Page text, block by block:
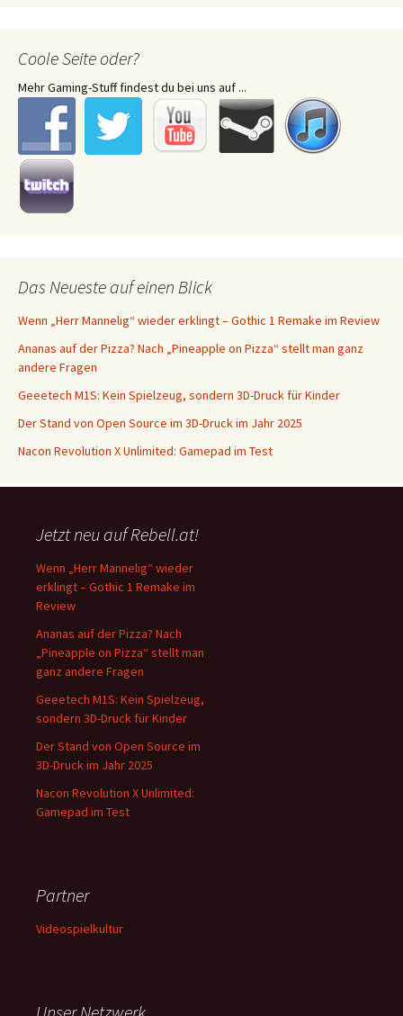
Coole Seite oder?
Mehr Gaming-Stuff findest du bei uns auf ...
Das Neueste auf einen Blick
Wenn „Herr Mannelig“ wieder erklingt – Gothic 1 Remake im Review
Ananas auf der Pizza? Nach „Pineapple on Pizza“ stellt man ganz
andere Fragen
Geeetech M1S: Kein Spielzeug, sondern 3D-Druck für Kinder
Der Stand von Open Source im 3D-Druck im Jahr 2025
Nacon Revolution X Unlimited: Gamepad im Test
Jetzt neu auf Rebell.at!
Wenn „Herr Mannelig“ wieder
erklingt – Gothic 1 Remake im
Review
Ananas auf der Pizza? Nach
„Pineapple on Pizza“ stellt man
ganz andere Fragen
Geeetech M1S: Kein Spielzeug,
sondern 3D-Druck für Kinder
Der Stand von Open Source im
3D-Druck im Jahr 2025
Nacon Revolution X Unlimited:
Gamepad im Test
Partner
Videospielkultur